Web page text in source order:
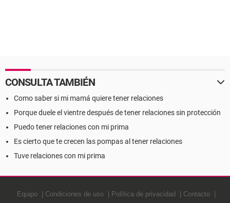
CONSULTA TAMBIÉN
Como saber si mi mamá quiere tener relaciones
Porque duele el vientre después de tener relaciones sin protección
Puedo tener relaciones con mi prima
Es cierto que te crecen las pompas al tener relaciones
Tuve relaciones con mi prima
Equipo Condiciones de uso Política de privacidad Contacto